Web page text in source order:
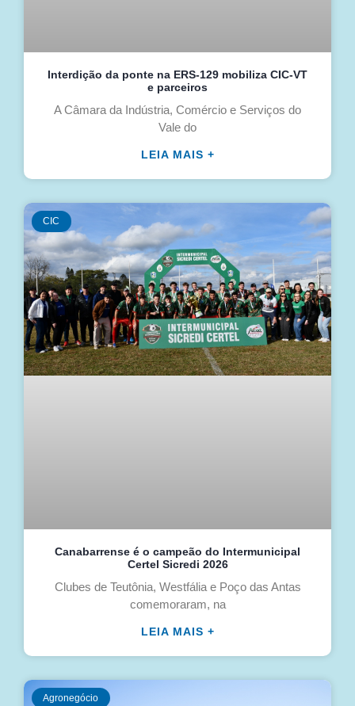
Interdição da ponte na ERS-129 mobiliza CIC-VT
e parceiros
A Câmara da Indústria, Comércio e Serviços do
Vale do
LEIA MAIS +
CIC
Canabarrense é o campeão do Intermunicipal
Certel Sicredi 2026
Clubes de Teutônia, Westfália e Poço das Antas
comemoraram, na
LEIA MAIS +
Agronegócio